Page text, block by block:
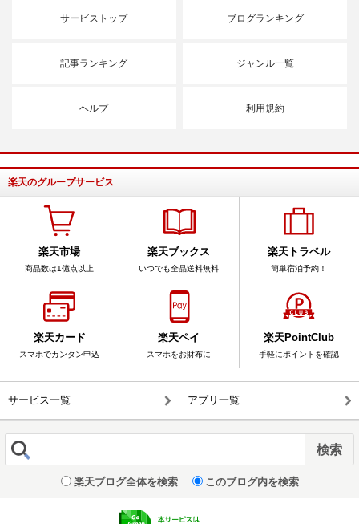
サービストップ ブログランキング
記事ランキング ジャンル一覧
ヘルプ 利用規約
楽天のグループサービス
楽天市場
商品数は1億点以上
楽天ブックス
いつでも全品送料無料
楽天トラベル
簡単宿泊予約！
楽天カード
スマホでカンタン申込
楽天ペイ
スマホをお財布に
楽天PointClub
手軽にポイントを確認
サービス一覧 アプリ一覧
楽天ブログ全体を検索 このブログ内を検索